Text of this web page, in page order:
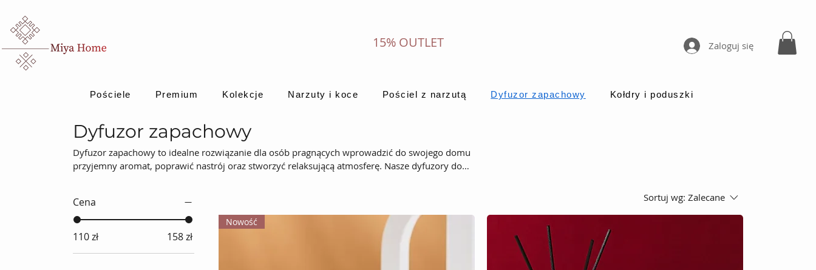
Zaloguj się
15% OUTLET
Pościele Premium Kolekcje Narzuty i koce Pościel z narzutą Dyfuzor zapachowy Kołdry i poduszki
Dyfuzor zapachowy
Dyfuzor zapachowy to idealne rozwiązanie dla osób pragnących wprowadzić do swojego domu
przyjemny aromat, poprawić nastrój oraz stworzyć relaksującą atmosferę. Nasze dyfuzory do
tworząc harmonijną przestrzeń.
Cena
110 zł 158 zł
Sortuj wg: Zalecane
Nowość